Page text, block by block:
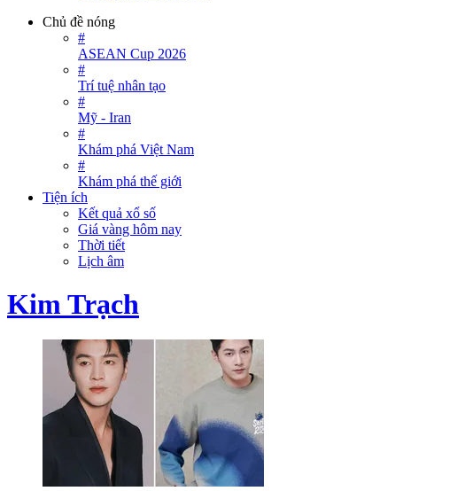
Chủ đề nóng
#
ASEAN Cup 2026
#
Trí tuệ nhân tạo
#
Mỹ - Iran
#
Khám phá Việt Nam
#
Khám phá thế giới
Tiện ích
Kết quả xổ số
Giá vàng hôm nay
Thời tiết
Lịch âm
Kim Trạch